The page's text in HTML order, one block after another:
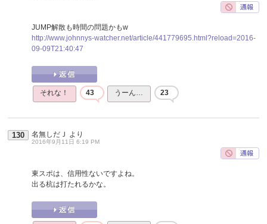
JUMP解散も時間の問題かもw
http://www.johnnys-watcher.net/article/441779695.html?reload=2016-
09-09T21:40:47
それな！ 43 うーん… 23
130 名無しだＪ より
2016年9月11日 6:19 PM
東スポは、信用性ないですよね。
出る杭は打たれるかな。